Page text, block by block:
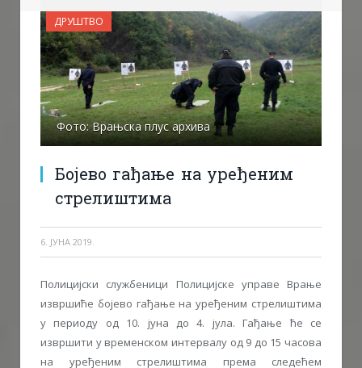
Фото: Врањска плус архива
Бојево гађање на уређеним
стрелиштима
6. ЈУНА 2019.
ДРУШТВО
Полицијски службеници Полицијске управе Врање
извршиће бојево гађање на уређеним стрелиштима
у периоду од 10. јуна до 4. јула. Гађање ће се
извршити у временском интервалу од 9 до 15 часова
на уређеним стрелиштима према следећем